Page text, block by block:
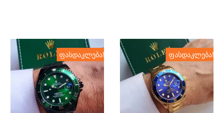
ფასდაკლება! ფასდაკლება!